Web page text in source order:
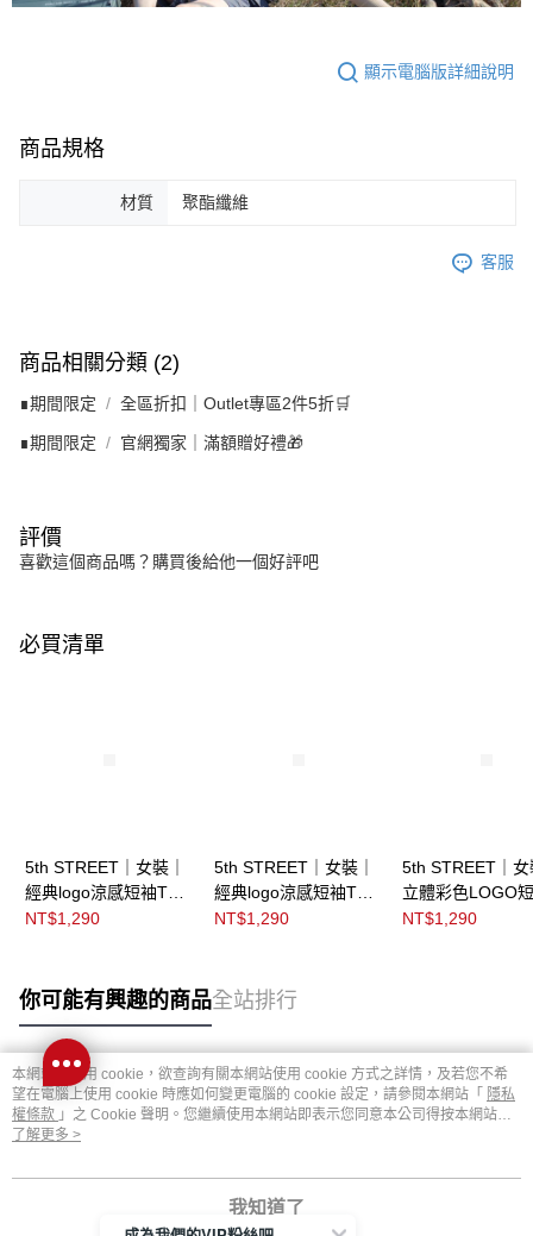
顯示電腦版詳細說明
商品規格
材質 聚酯纖維
客服
商品相關分類 (2)
∎期間限定 全區折扣｜Outlet專區2件5折🛒
∎期間限定 官網獨家｜滿額贈好禮🎁
評價
喜歡這個商品嗎？購買後給他一個好評吧
必買清單
5th STREET｜女裝｜
經典logo涼感短袖T恤
｜黑灰色
NT$1,290
5th STREET｜女裝｜
經典logo涼感短袖T恤
｜淺灰色
NT$1,290
5th STREET｜女
立體彩色LOGO
恤｜灰色
NT$1,290
你可能有興趣的商品全站排行
熱門標籤
本網站中使用 cookie，欲查詢有關本網站使用 cookie 方式之詳情，及若您不希
望在電腦上使用 cookie 時應如何變更電腦的 cookie 設定，請參閱本網站「 隱私
權條款 」之 Cookie 聲明。您繼續使用本網站即表示您同意本公司得按本網站使
用條款之 Cookie 聲明使用 cookie。
了解更多 >
我知道了